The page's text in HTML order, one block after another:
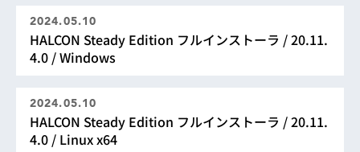
2024.05.10
HALCON Steady Edition フルインストーラ / 20.11.
4.0 / Windows
2024.05.10
HALCON Steady Edition フルインストーラ / 20.11.
4.0 / Linux x64